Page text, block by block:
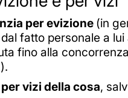
per evizione (in
fatto personale a
fino alla
vizi della cosa,